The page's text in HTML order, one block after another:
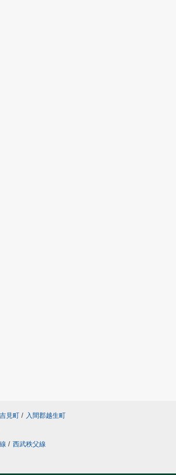
見町 / 入間郡越生町
/ 西武秩父線